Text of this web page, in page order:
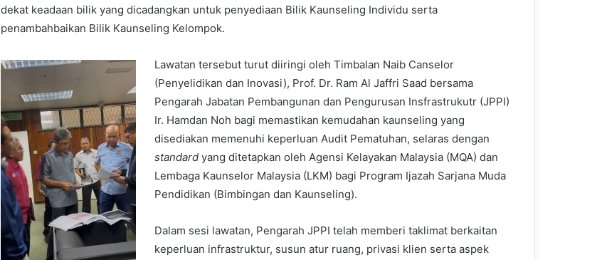
dekat keadaan bilik yang dicadangkan untuk penyediaan Bilik Kaunseling Individu serta
penambahbaikan Bilik Kaunseling Kelompok.
Lawatan tersebut turut diiringi oleh Timbalan Naib Canselor
(Penyelidikan dan Inovasi), Prof. Dr. Ram Al Jaffri Saad bersama
Pengarah Jabatan Pembangunan dan Pengurusan Insfrastrukutr (JPPI)
Ir. Hamdan Noh bagi memastikan kemudahan kaunseling yang
disediakan memenuhi keperluan Audit Pematuhan, selaras dengan
standard yang ditetapkan oleh Agensi Kelayakan Malaysia (MQA) dan
Lembaga Kaunselor Malaysia (LKM) bagi Program Ijazah Sarjana Muda
Pendidikan (Bimbingan dan Kaunseling).
Dalam sesi lawatan, Pengarah JPPI telah memberi taklimat berkaitan
keperluan infrastruktur, susun atur ruang, privasi klien serta aspek